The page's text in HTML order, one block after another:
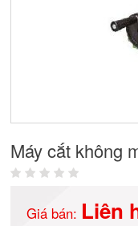
Máy cắt không
Giá bán: Liên